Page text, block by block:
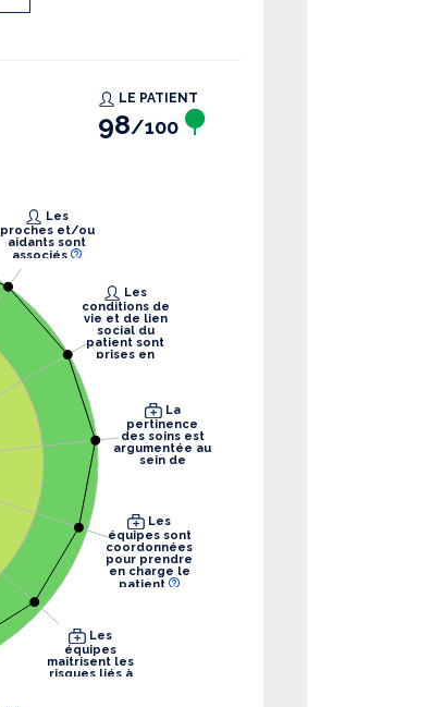
LE PATIENT
98/100
proches et/ou
aidants sont
associés
conditions de
vie et de lien
social du
patient sont
prises en
La
pertinence
des soins est
argumentée au
sein de
équipes sont
coordonnées
pour prendre
en charge le
patient
équipes
maîtrisent les
risques liés à